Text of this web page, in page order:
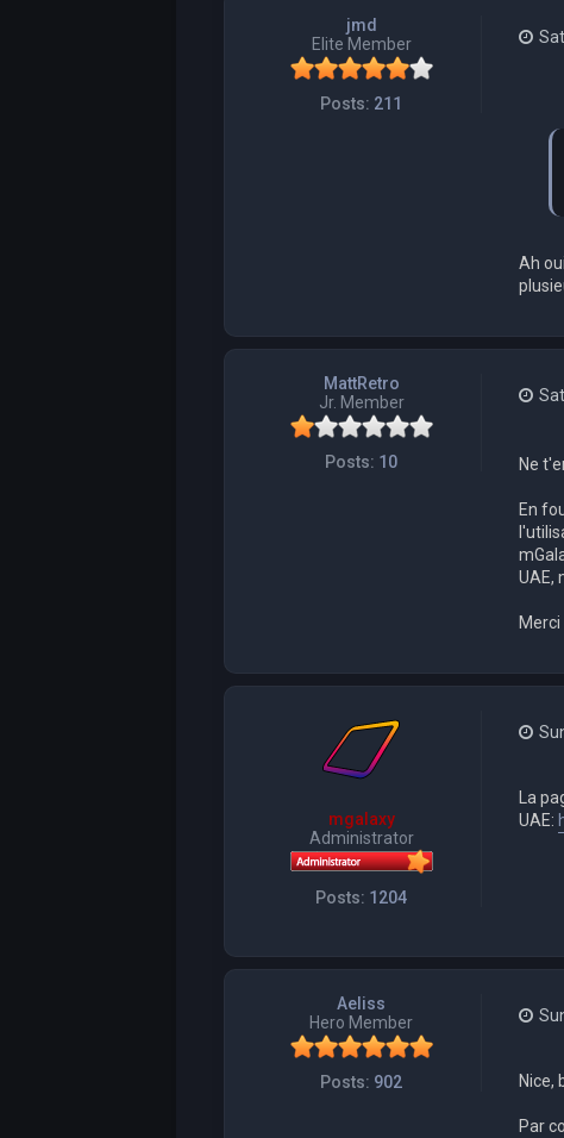
jmd
Elite Member
Posts: 211
Ah
MattRetro
Jr. Member
Posts: 10 Ne
En
UAE,
mgalaxy
Administrator
Posts: 1204
La
UAE:
Aeliss
Hero Member
Posts: 902 Nice,
Par